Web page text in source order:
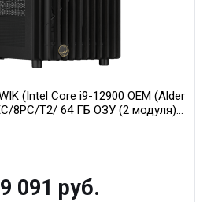
(Intel Core i9-12900 OEM (Alder
8PC/T2/ 64 ГБ ОЗУ (2 модуля)/
3 OC 16GB GDDR7 256bit 3xDP
091 руб.